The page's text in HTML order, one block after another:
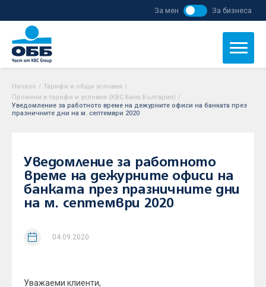
За мен За бизнеса
Начало / Тарифи и общи условия /
Промени в тарифи и условия (KBC Банк България) /
Уведомление за работното време на дежурните офиси на банката през
празничните дни на м. септември 2020
Уведомление за работното
време на дежурните офиси на
банката през празничните дни
на м. септември 2020
04.09.2020
Уважаеми клиенти,